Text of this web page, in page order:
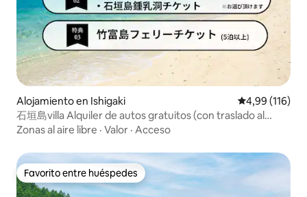
Alojamiento en Ishigaki Calificación
4,99 (116)
石垣島villa Alquiler de autos gratuitos (con traslado al
aeropuerto)
Zonas al aire libre · Valor · Acceso
Favorito entre huéspedes
Favorito entre huéspedes